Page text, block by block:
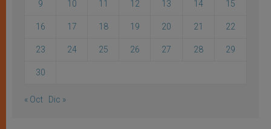
9 10 11 12 13 14 15
16 17 18 19 20 21 22
23 24 25 26 27 28 29
30
« Oct Dic »